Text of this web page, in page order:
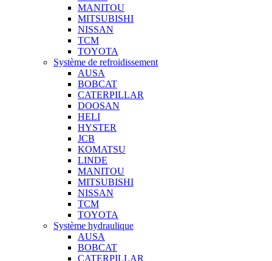
MANITOU
MITSUBISHI
NISSAN
TCM
TOYOTA
Système de refroidissement
AUSA
BOBCAT
CATERPILLAR
DOOSAN
HELI
HYSTER
JCB
KOMATSU
LINDE
MANITOU
MITSUBISHI
NISSAN
TCM
TOYOTA
Système hydraulique
AUSA
BOBCAT
CATERPILLAR